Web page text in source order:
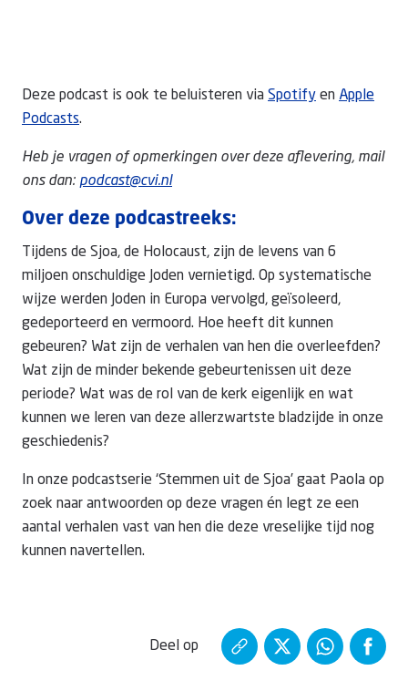
Deze podcast is ook te beluisteren via Spotify en Apple
Podcasts.
Heb je vragen of opmerkingen over deze aflevering, mail
ons dan: podcast@cvi.nl
Over deze podcastreeks:
Tijdens de Sjoa, de Holocaust, zijn de levens van 6
miljoen onschuldige Joden vernietigd. Op systematische
wijze werden Joden in Europa vervolgd, geïsoleerd,
gedeporteerd en vermoord. Hoe heeft dit kunnen
gebeuren? Wat zijn de verhalen van hen die overleefden?
Wat zijn de minder bekende gebeurtenissen uit deze
periode? Wat was de rol van de kerk eigenlijk en wat
kunnen we leren van deze allerzwartste bladzijde in onze
geschiedenis?
In onze podcastserie ‘Stemmen uit de Sjoa’ gaat Paola op
zoek naar antwoorden op deze vragen én legt ze een
aantal verhalen vast van hen die deze vreselijke tijd nog
kunnen navertellen.
Deel op